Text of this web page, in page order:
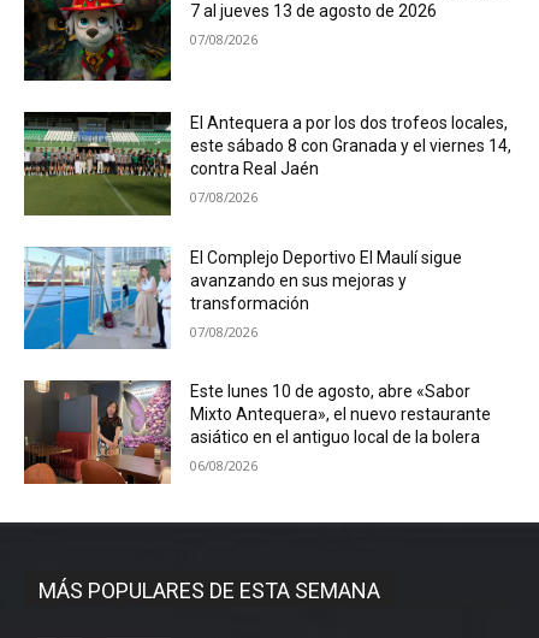
7 al jueves 13 de agosto de 2026
07/08/2026
El Antequera a por los dos trofeos locales,
este sábado 8 con Granada y el viernes 14,
contra Real Jaén
07/08/2026
El Complejo Deportivo El Maulí sigue
avanzando en sus mejoras y
transformación
07/08/2026
Este lunes 10 de agosto, abre «Sabor
Mixto Antequera», el nuevo restaurante
asiático en el antiguo local de la bolera
06/08/2026
MÁS POPULARES DE ESTA SEMANA